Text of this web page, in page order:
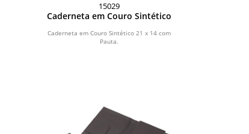
15029
Caderneta em Couro Sintético
Caderneta em Couro Sintético 21 x 14 com
Pauta.